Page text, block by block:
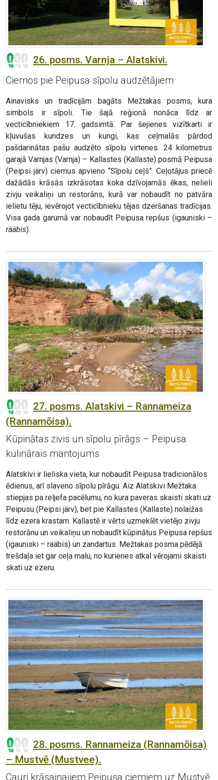
26. posms. Varnja – Alatskivi.
Ciemos pie Peipusa sīpolu audzētājiem
Ainavisks un tradīcijām bagāts Mežtakas posms, kura
simbols ir sīpoli. Tie šajā reģionā nonāca līdz ar
vecticībniekiem 17. gadsimtā. Par šejienes vizītkarti ir
kļuvušas kundzes un kungi, kas ceļmalās pārdod
pašdarinātas pašu audzēto sīpolu virtenes. 24 kilometrus
garajā Varnjas (Varnja) – Kallastes (Kallaste) posmā Peipusa
(Peipsi järv) ciemus apvieno “Sīpolu ceļš”. Ceļotājus priecē
dažādās krāsās izkrāsotas koka dzīvojamās ēkas, nelieli
zivju veikaliņi un restorāns, kurā var nobaudīt no patvāra
ielietu tēju, ievērojot vecticībnieku tējas dzeršanas tradīcijas.
Visa gada garumā var nobaudīt Peipusa repšus (igauniski –
rääbis).
27. posms. Alatskivi – Rannameiza
(Rannamõisa).
Kūpinātas zivis un sīpolu pīrāgs – Peipusa
kulinārais mantojums
Alatskivi ir lieliska vieta, kur nobaudīt Peipusa tradicionālos
ēdienus, arī slaveno sīpolu pīrāgu. Aiz Alatskivi Mežtaka
stiepjas pa reljefa pacēlumu, no kura paveras skaisti skati uz
Peipusu (Peipsi järv), bet pie Kallastes (Kallaste) nolaižas
līdz ezera krastam. Kallastē ir vērts uzmeklēt vietējo zivju
restorānu un veikaliņu un nobaudīt kūpinātus Peipusa repšus
(igauniski – rääbis) un zandartus. Mežtakas posma pēdējā
trešdaļa iet gar ceļa malu, no kurienes atkal vērojami skaisti
skati uz ezeru.
28. posms. Rannameiza (Rannamõisa)
– Mustvē (Mustvee).
Cauri krāsainajiem Peipusa ciemiem uz Mustvē